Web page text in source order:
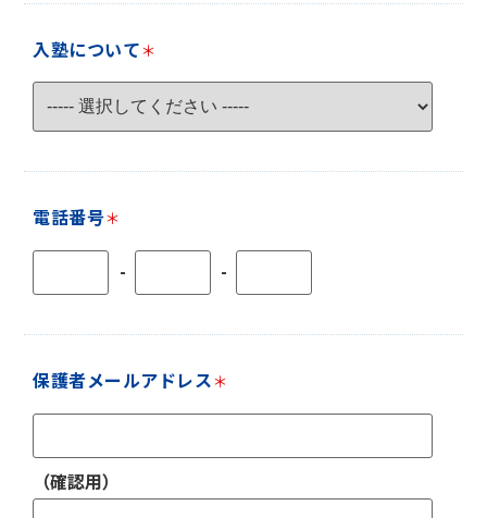
入塾について＊
電話番号＊
- -
保護者メールアドレス＊
（確認用）